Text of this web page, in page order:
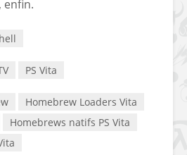
enfin.
PS Vita
Homebrew Loaders Vita
Homebrews natifs PS Vita